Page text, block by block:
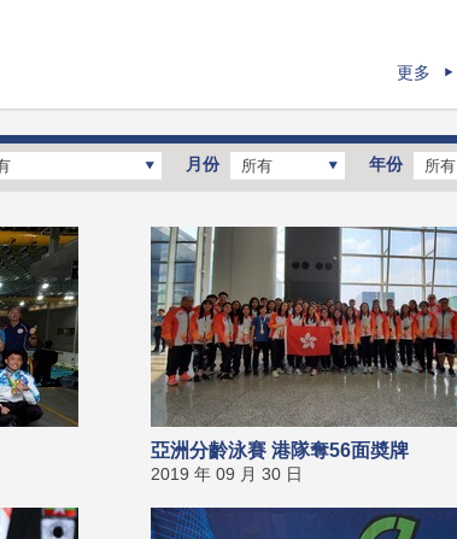
更多
年份 所有
月份 所有
亞洲分齡泳賽 港隊奪56面奬牌
2019 年 09 月 30 日